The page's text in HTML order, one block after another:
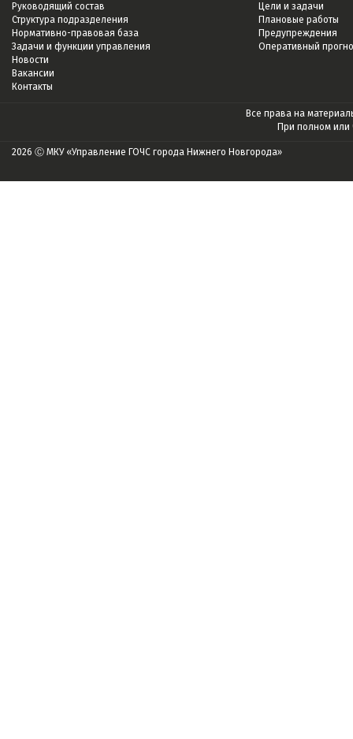
Руководящий состав
Структура подразделения
Нормативно-правовая база
Задачи и функции управления
Новости
Вакансии
Контакты
Цели и задачи
Плановые работы
Предупреждения
Оперативный
Все права на
При полном или
2026 Ⓒ МКУ «Управление ГОЧС города Нижнего Новгорода»